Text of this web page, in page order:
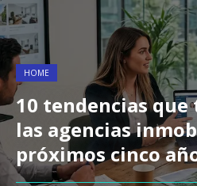
HOME
10 tendencias
las agencias
próximos cinco